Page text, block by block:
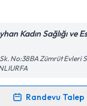
'ni okudum ve kişisel
işlenmesini kabul
Kadın Sağlığı ve
No:38BA Zümrüt Evleri
Randevu Talep